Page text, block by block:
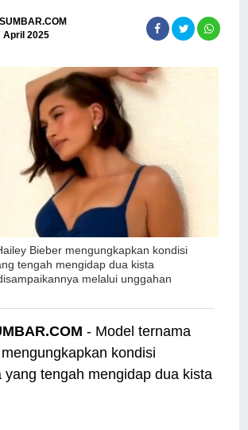
April 2025
Bieber mengungkapkan kondisi
tengah mengidap dua kista
melalui unggahan
- Model ternama
kondisi
yang tengah mengidap dua kista